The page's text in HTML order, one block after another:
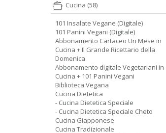
R
ICETTE PER IL MIO BIMBY DELLA NONNA N.2
Con Il Bimby
Digitale
3.90 €
Cartacea
Cucina (58)
101 Insalate Vegane (Digitale)
101 Panini Vegani (Digitale)
Abbonamento Cartaceo Un Mese in
Cucina + Il Grande Ricettario della
Domenica
Abbonamento digitale Vegetariani in
Cucina + 101 Panini Vegani
Biblioteca Vegana
Cucina Dietetica
- Cucina Dietetica Speciale
- Cucina Dietetica Speciale Cheto
Cucina Giapponese
Cucina Tradizionale